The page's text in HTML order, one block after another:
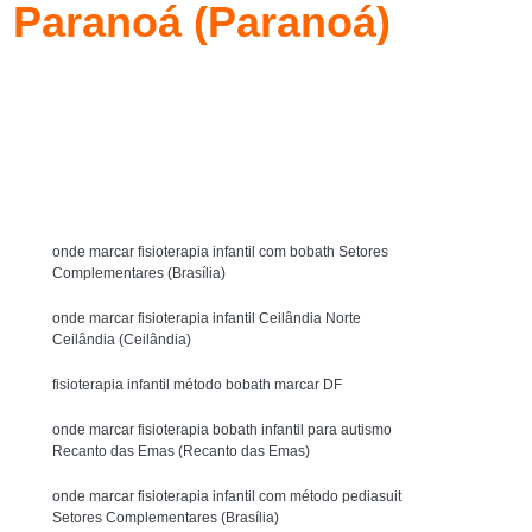
Bobath
Técnica Método Bobath Baby
Cognitivo Comportamental Infantil
Psicoterapia Infantil Comportamental
Psicoterapia para Criança Autista
Psicoterapia para Crianças
Psicoterapia para Crianças Águas Claras
Terapia de Integração Ayres para Autista
(Paranoá)
onde marcar fisioterapia infantil com bobath Setores
Complementares (Brasília)
onde marcar fisioterapia infantil Ceilândia Norte
Ceilândia (Ceilândia)
fisioterapia infantil método bobath marcar DF
onde marcar fisioterapia bobath infantil para autismo
Recanto das Emas (Recanto das Emas)
onde marcar fisioterapia infantil com método pediasuit
Setores Complementares (Brasília)